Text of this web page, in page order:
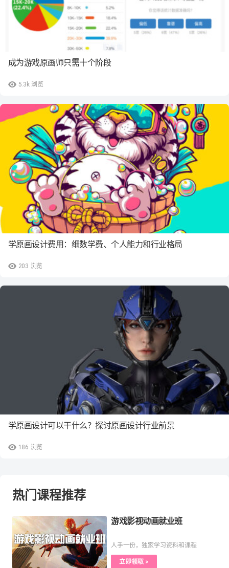
5.3k 浏览
成为游戏原画师只需十个阶段
203 浏览
学原画设计费用：细数学费、个人能力和行业格局
186 浏览
学原画设计可以干什么？探讨原画设计行业前景
热门课程推荐
游戏影视动画就业班
人手一份，独家学习资料和课程
立即领取 >